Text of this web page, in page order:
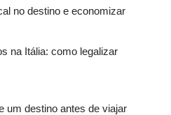
no destino e economizar
na Itália: como legalizar
um destino antes de viajar